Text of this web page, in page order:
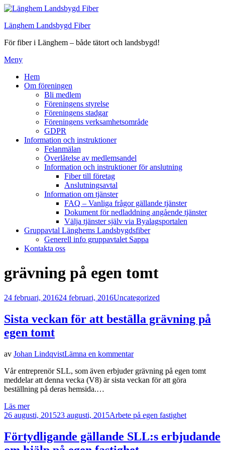
Hoppa
innehåll
Länghem Landsbygd Fiber
För fiber i Länghem – både tätort och landsbygd!
Meny
Hem
Om föreningen
Bli medlem
Föreningens styrelse
Föreningens stadgar
Föreningens verksamhetsområde
GDPR
Information och instruktioner
Felanmälan
Överlåtelse av medlemsandel
Information och instruktioner för anslutning
Fiber till företag
Anslutningsavtal
Information om tjänster
FAQ – Vanliga frågor gällande tjänster
Dokument för nedladdning angående tjänster
Välja tjänster själv via Byalagsportalen
Gruppavtal Länghems Landsbygdsfiber
Generell info gruppavtalet Sappa
Kontakta oss
Etikett
:
grävning på egen tomt
Publicerad
24 februari, 201624 februari, 2016Uncategorized
Sista veckan för att beställa grävning på
egen tomt
av Johan LindqvistLämna en kommentarpå
veckan
för
på
tomt
Vår entreprenör SLL, som även erbjuder grävning på egen tomt
meddelar att denna vecka (V8) är sista veckan för att göra
beställning på deras hemsida.…
Läs mer
Publicerad
26 augusti, 201523 augusti, 2015Arbete på egen fastighet
Förtydligande gällande SLL:s erbjudande